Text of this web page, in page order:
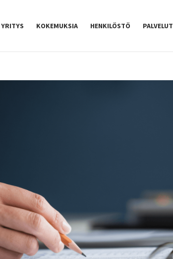
YRITYS KOKEMUKSIA HENKILÖSTÖ PALVELUT